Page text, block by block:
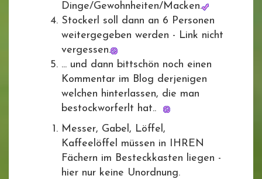
Dinge/Gewohnheiten/Macken.
Stockerl soll dann an 6 Personen
weitergegeben werden - Link nicht
vergessen.
... und dann bittschön noch einen
Kommentar im Blog derjenigen
welchen hinterlassen, die man
bestockworferlt hat..
Messer, Gabel, Löffel,
Kaffeelöffel müssen in IHREN
Fächern im Besteckkasten liegen -
hier nur keine Unordnung.